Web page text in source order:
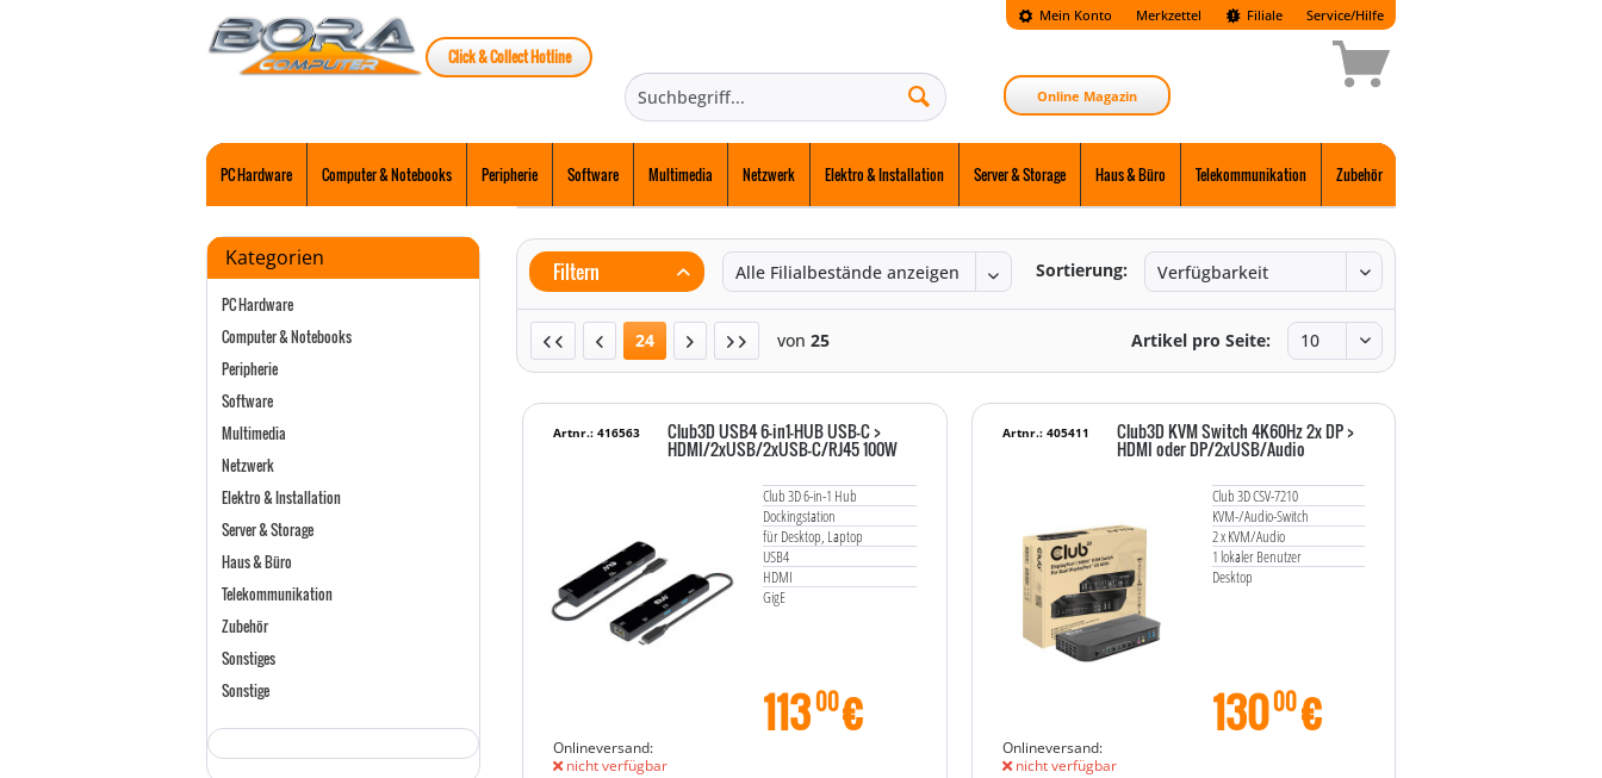
Mein Konto Merkzettel
Click & Collect Hotline
Filiale Service/Hilfe
Online Magazin
PC Hardware Computer & Notebooks Peripherie Software Multimedia Netzwerk Elektro & Installation Server & Storage Haus & Büro Telekommunikation Zubehör
Kategorien
PC Hardware
Computer & Notebooks
Peripherie
Software
Multimedia
Netzwerk
Elektro & Installation
Server & Storage
Haus & Büro
Telekommunikation
Zubehör
Sonstiges
Sonstige
Filtern Sortierung:
24 von 25 Artikel pro Seite:
Club3D USB4 6-in1-HUB USB-C >
HDMI/2xUSB/2xUSB-C/RJ45 100W
Club 3D 6-in-1 Hub
Dockingstation
für Desktop, Laptop
USB4
HDMI
GigE
Artnr.: 416563
11300€
Onlineversand:
nicht verfügbar
Club3D KVM Switch 4K60Hz 2x DP >
HDMI oder DP/2xUSB/Audio
Club 3D CSV-7210
KVM-/Audio-Switch
2 x KVM/Audio
1 lokaler Benutzer
Desktop
Artnr.: 405411
13000€
Onlineversand:
nicht verfügbar